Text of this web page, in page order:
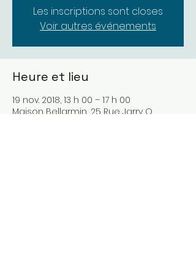
Les inscriptions sont closes
Voir autres événements
Heure et lieu
19 nov. 2018, 13 h 00 – 17 h 00
Maison Bellarmin, 25 Rue Jarry O,